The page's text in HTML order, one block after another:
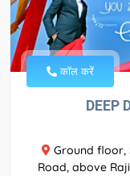
कॉल करें
DEEP
Ground floor,
Road, above